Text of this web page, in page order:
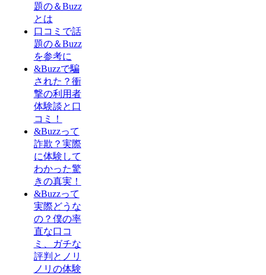
題の＆Buzz
とは
口コミで話
題の＆Buzz
を参考に
&Buzzで騙
された？衝
撃の利用者
体験談と口
コミ！
&Buzzって
詐欺？実際
に体験して
わかった驚
きの真実！
&Buzzって
実際どうな
の？僕の率
直な口コ
ミ、ガチな
評判とノリ
ノリの体験